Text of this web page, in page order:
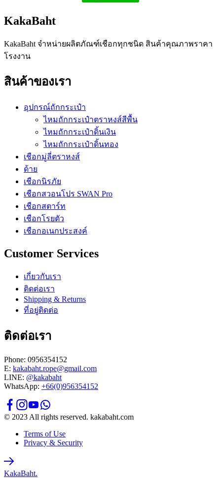
KakaBaht
KakaBaht จำหน่ายผลิตภัณฑ์เชือกทุกชนิด สินค้าคุณภาพราคา
โรงงาน
สินค้าของเรา
อุปกรณ์ถักกระเป๋า
ไหมถักกระเป๋าตราหงส์สีพื้น
ไหมถักกระเป๋าดิ้นเงิน
ไหมถักกระเป๋าดิ้นทอง
เชือกมู่ลี่ตราหงส์
ด้าย
เชือกนิรภัย
เชือกสวอนโปร SWAN Pro
เชือกสตาร์ท
เชือกโรยตัว
เชือกอเนกประสงค์
Customer Services
เกี่ยวกับเรา
ติดต่อเรา
Shipping & Returns
ที่อยู่ติดต่อ
ติดต่อเรา
Phone: 0956354152
E: kakabaht.rope@gmail.com
LINE: @kakabaht
WhatsApp: +66(0)956354152
© 2023 All rights reserved. kakabaht.com
Terms of Use
Privacy & Security
KakaBaht.